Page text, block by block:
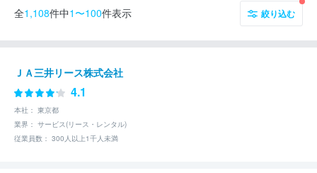
全1,108件中1〜100件表示 絞り込む
ＪＡ三井リース株式会社
4.1
本社： 東京都
業界： サービス(リース・レンタル)
従業員数： 300人以上1千人未満